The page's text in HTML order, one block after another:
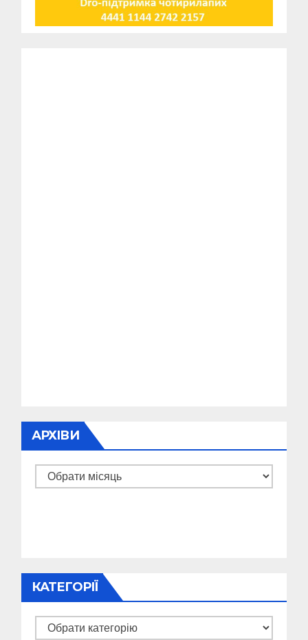
АРХІВИ
Архіви
КАТЕГОРІЇ
Категорії